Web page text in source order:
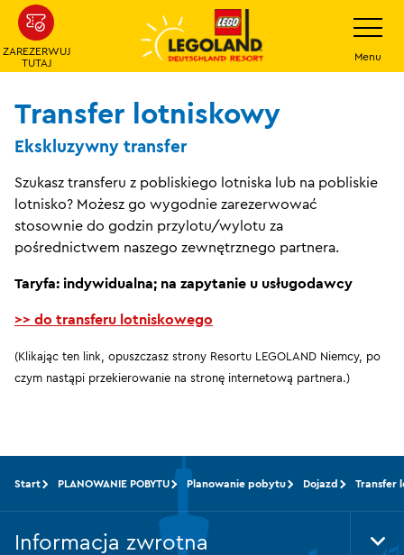
Przejdź
głównej
treści
ZAREZERWUJ
TUTAJ
Przełącz
nawigację
Menu
Transfer lotniskowy
Ekskluzywny transfer
Szukasz transferu z pobliskiego lotniska lub na pobliskie
lotnisko? Możesz go wygodnie zarezerwować
stosownie do godzin przylotu/wylotu za
pośrednictwem naszego zewnętrznego partnera.
Taryfa: indywidualna; na zapytanie u usługodawcy
>> do transferu lotniskowego
(Klikając ten link, opuszczasz strony Resortu LEGOLAND Niemcy, po
czym nastąpi przekierowanie na stronę internetową partnera.)
Start PLANOWANIE POBYTU Planowanie pobytu Dojazd Transfer
Informacja zwrotna